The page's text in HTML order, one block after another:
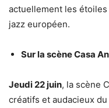
actuellement les
jazz européen.
Sur la scène Casa
Jeudi 22 juin, la scène
créatifs et audacieux